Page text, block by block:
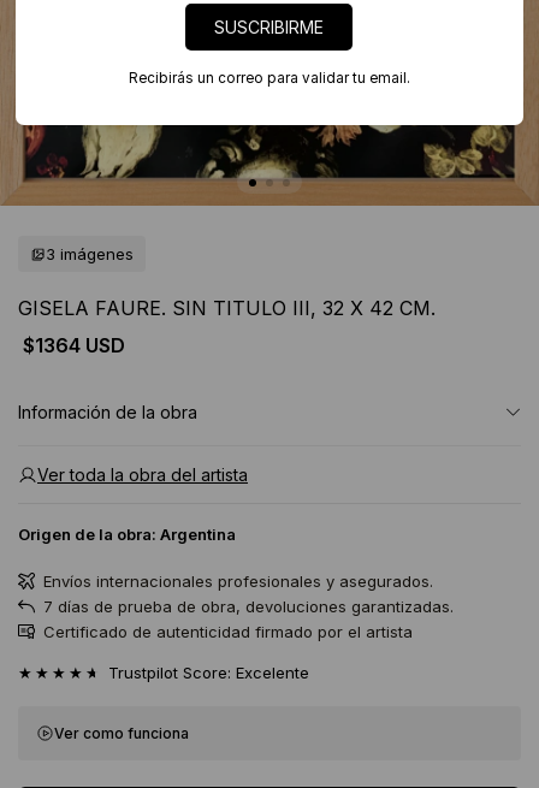
3 imágenes
GISELA FAURE. SIN TITULO III, 32 X 42 CM.
$1364 USD
Información de la obra
Ver toda la obra del artista
Origen de la obra: Argentina
Envíos internacionales profesionales y asegurados.
7 días de prueba de obra, devoluciones garantizadas.
Certificado de autenticidad firmado por el artista
★★★★★ Trustpilot Score: Excelente
Ver como funciona
SUSCRIBIRME
Recibirás un correo para validar tu email.